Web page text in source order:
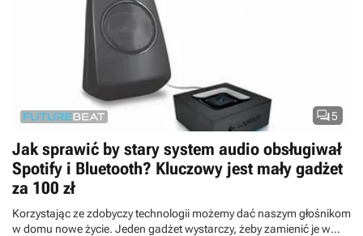
5
Jak sprawić by stary system audio obsługiwał
Spotify i Bluetooth? Kluczowy jest mały gadżet
za 100 zł
Korzystając ze zdobyczy technologii możemy dać naszym głośnikom
w domu nowe życie. Jeden gadżet wystarczy, żeby zamienić je w